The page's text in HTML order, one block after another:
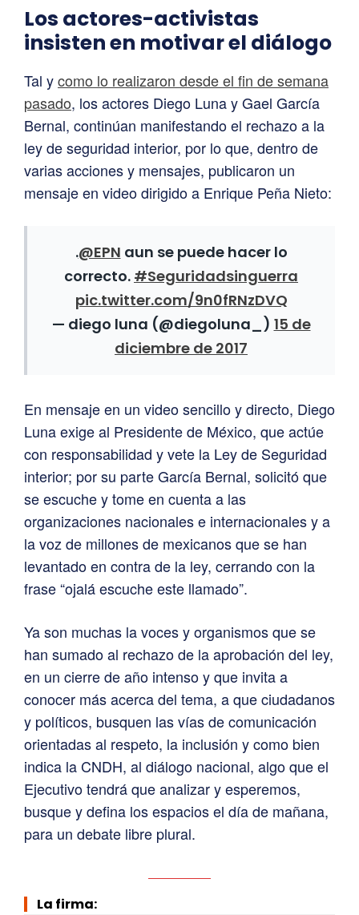
Los actores-activistas
insisten en motivar el diálogo
Tal ycomo lo realizaron desde el fin de semana
pasado, los actores Diego Luna y Gael García
Bernal, continúan manifestando el rechazo a la
ley de seguridad interior, por lo que, dentro de
varias acciones y mensajes, publicaron un
mensaje en video dirigido a Enrique Peña Nieto:
.@EPN aun se puede hacer lo
correcto. #Seguridadsinguerra
pic.twitter.com/9n0fRNzDVQ
— diego luna (@diegoluna_) 15 de
diciembre de 2017
En mensaje en un video sencillo y directo, Diego
Luna exige al Presidente de México, que actúe
con responsabilidad y vete la Ley de Seguridad
interior; por su parte García Bernal, solicitó que
se escuche y tome en cuenta a las
organizaciones nacionales e internacionales y a
la voz de millones de mexicanos que se han
levantado en contra de la ley, cerrando con la
frase “ojalá escuche este llamado”.
Ya son muchas la voces y organismos que se
han sumado al rechazo de la aprobación del ley,
en un cierre de año intenso y que invita a
conocer más acerca del tema, a que ciudadanos
y políticos, busquen las vías de comunicación
orientadas al respeto, la inclusión y como bien
indica la CNDH, al diálogo nacional, algo que el
Ejecutivo tendrá que analizar y esperemos,
busque y defina los espacios el día de mañana,
para un debate libre plural.
La firma: